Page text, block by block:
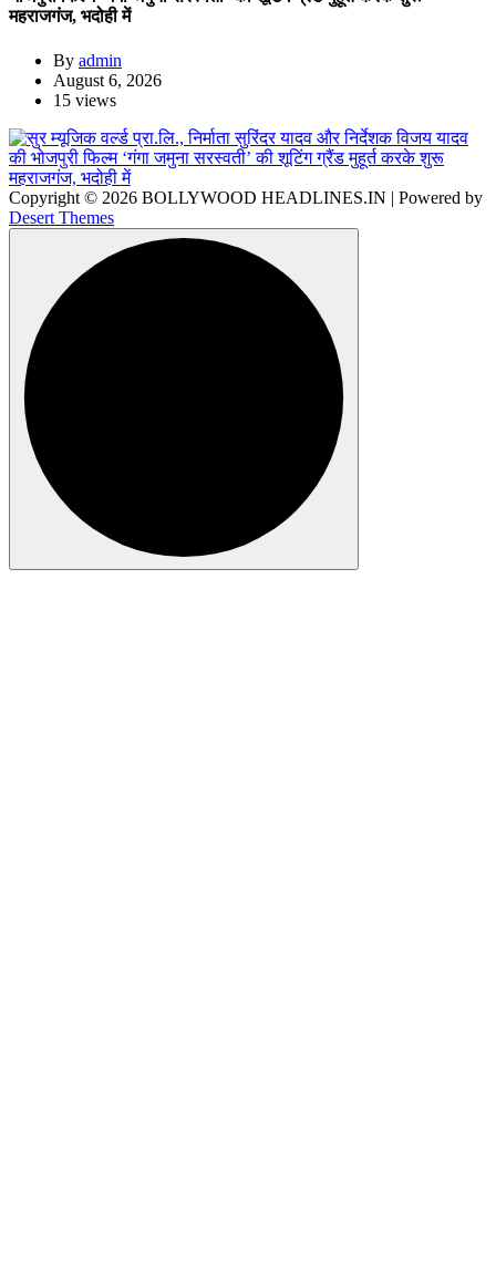
महराजगंज, भदोही में
By admin
August 6, 2026
15 views
Copyright © 2026 BOLLYWOOD HEADLINES.IN | Powered by
Desert Themes